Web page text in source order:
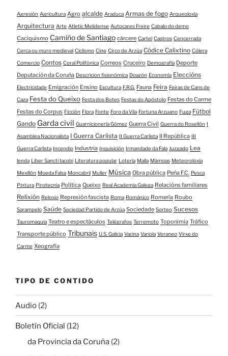
Agresión Agricultura Agro alcalde Araduca Armas de fogo Arqueoloxía
Arquitectura Arte Atletic Melidense Autocares Freire Cabalo do demo
Caciquismo Camiño de Santiago cárcere Cartel Castros Cencerrada
Cerca ou muro medieval Ciclismo Cine Circo de Arzúa Códice Calixtino Cólera
Comercio Contos Coral Polifónica Correos Cruceiro Demografía Deporte
Deputación da Coruña Descricion fisionómica Doazón Economía Eleccións
Electricidade Emigración Ensino Escultura F.R.G. Fauna Feira Feiras de Cans de
Caza Festa do Queixo Festa dos Botes Festas do Apóstolo Festas do Carme
Festas do Corpus Ficción Flora Fonte Foro da Vila Fortuna Arzuano Fuga Fútbol
Gando Garda civil Guarnicionería Gómez Guerra Civil Guerra do Rosellón I
Asamblea Nacionalista I Guerra Carlista II Guerra Carlista II República III
Guerra Carlista Incendio Industria Inquisición Irmandade da Fala Juzgado Lea
lenda Liber Sancti Iacobi Literatura popular Lotería Malla Mámoas Meteoroloxía
Mexillón Moeda Falsa Moncabril Muller Música Obra pública Peña F.C. Pesca
Pintura Pirotecnia Política Queixo Real Academia Galega Relacións familiares
Relixión Reloxio Represión fascista Roma Románico Romería Roubo
Sarampelo Saúde Sociedad Partido de Arzúa Sociedade Sorteo Sucesos
Tauromaquia Teatro e espectáculos Telégrafos Terremoto Toponimia Tráfico
Transporte público Tribunais U.S. Galicia Vacina Variola Veraneo Virxe do
Carme Xeografía
TIPO DE CONTIDO
Audio (2)
Boletín Oficial (12)
da Provincia da Coruña (2)